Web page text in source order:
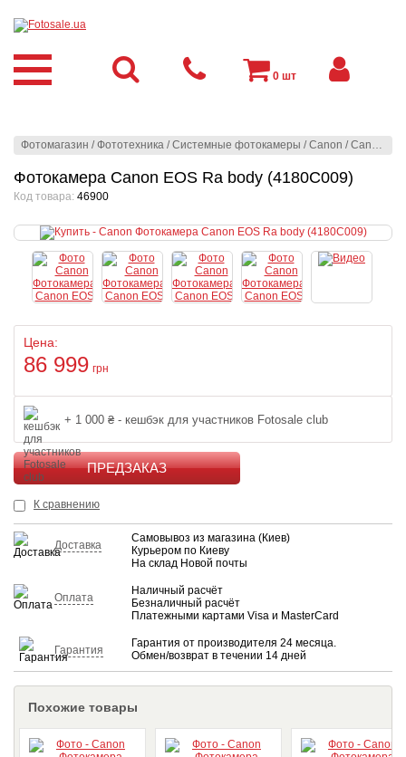
Фотомагазин /Фототехника /Системные фотокамеры /Canon /Canon
Фотокамера Canon EOS Ra body (4180C009)
Код товара: 46900
Цена:
86 999 грн
+ 1 000 ₴ - кешбэк для участников Fotosale club
К сравнению
Доставка
Самовывоз из магазина (Киев)
Курьером по Киеву
На склад Новой почты
Оплата
Наличный расчёт
Безналичный расчёт
Платежными картами Visa и MasterCard
Гарантия
Гарантия от производителя 24 месяца.
Обмен/возврат в течении 14 дней
Похожие товары
0 шт